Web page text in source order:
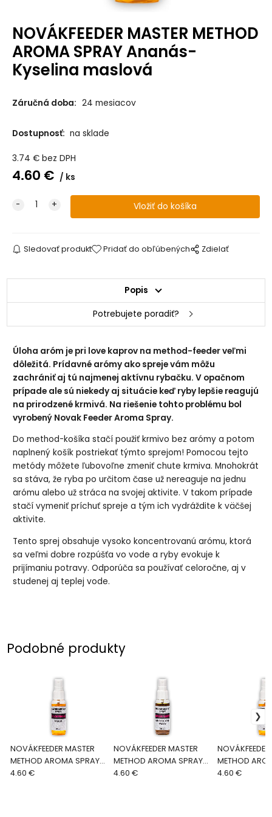
NOVÁKFEEDER MASTER METHOD
AROMA SPRAY Ananás-
Kyselina maslová
Záručná doba: 24 mesiacov
Dostupnosť: na sklade
3.74 € bez DPH
4.60 € ks
Sledovať produkt Pridať do obľúbených Zdielať
Popis
Potrebujete poradiť?
Úloha aróm je pri love kaprov na method-feeder veľmi
dôležitá. Prídavné arómy ako spreje vám môžu
zachrániť aj tú najmenej aktívnu rybačku. V opačnom
prípade ale sú niekedy aj situácie keď ryby lepšie reagujú
na prirodzené krmivá. Na riešenie tohto problému bol
vyrobený Novak Feeder Aroma Spray.
Do method-košíka stačí použiť krmivo bez arómy a potom
naplnený košík postriekať týmto sprejom! Pomocou tejto
metódy môžete ľubovoľne zmeniť chute krmiva. Mnohokrát
sa stáva, že ryba po určitom čase už nereaguje na jednu
arómu alebo už stráca na svojej aktivite. V takom prípade
stačí vymeniť príchuť spreje a tým ich vydráždite k väčšej
aktivite.
Tento sprej obsahuje vysoko koncentrovanú arómu, ktorá
sa veľmi dobre rozpúšťa vo vode a ryby evokuje k
prijímaniu potravy. Odporúča sa používať celoročne, aj v
studenej aj teplej vode.
Podobné produkty
NOVÁKFEEDER MASTER
METHOD AROMA SPRAY
Parmezán
4.60 €
NOVÁKFEEDER MASTER
METHOD AROMA SPRAY
Tigrí orech-Kyselina
4.60 €
METHOD
Mango
4.60 €